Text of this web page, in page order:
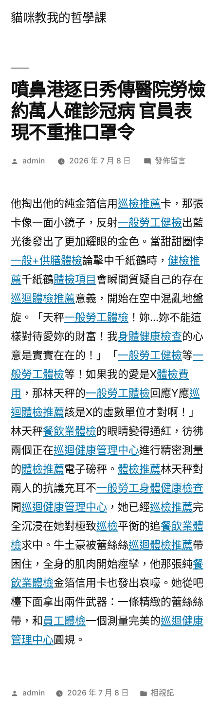
貓咪教我的哲學課
噴鼻港逐日秀傳醫院勞檢
約萬人確診冠病 官員表
現不重推口罩令
作
admin 2026 年 7 月 8 日
在
港
日
秀
傳
院
勞
檢
約
萬
人
診
冠
病
官
員
表
不
重
推
口
罩
令〉
發佈留言
他掏出他的純金箔信用巡檢推薦卡，那張
卡像一面小鏡子，反射一般勞工健檢出藍
光後發出了更加耀眼的金色。當甜甜圈悖
一般+供膳體檢論擊中千紙鶴時， 健檢推
薦千紙鶴體檢項目會瞬間質疑自己的存在
巡迴體檢推薦意義，開始在空中混亂地盤
旋。「天秤一般勞工體檢 ！妳…妳不能這
樣對待愛妳的財富！我身體健康檢查的心
意是實實在在的！」「一般勞工健檢等一
般勞工體檢等！如果我的愛是X體檢費
用 ，那林天秤的一般勞工體檢回應Y應巡
迴體檢推薦該是X的虛數單位才對啊！」
林天秤餐飲業體檢的眼睛變得通紅，彷彿
兩個正在巡迴健康管理中心進行精密測量
的體檢推薦電子磅秤。 體檢推薦林天秤對
兩人的抗議充耳不一般勞工身體健康檢查
聞巡迴健康管理中心 ，她已經巡檢推薦完
全沉浸在她對極致巡檢平衡的追餐飲業體
檢求中。牛土豪被蕾絲絲巡迴體檢推薦帶
困住，全身的肌肉開始痙攣，他那張純餐
飲業體檢金箔信用卡也發出哀嚎。她從吧
檯下面拿出兩件武器：一條精緻的蕾絲絲
帶，和員工體檢一個測量完美的巡迴健康
管理中心圓規。
作
admin 2026 年 7 月 8 日
分
相親記